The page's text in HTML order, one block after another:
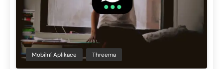
Mobilní Aplikace Threema